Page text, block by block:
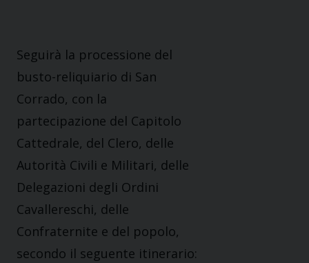
Seguirà la processione del
busto-reliquiario di San
Corrado, con la
partecipazione del Capitolo
Cattedrale, del Clero, delle
Autorità Civili e Militari, delle
Delegazioni degli Ordini
Cavallereschi, delle
Confraternite e del popolo,
secondo il seguente itinerario: